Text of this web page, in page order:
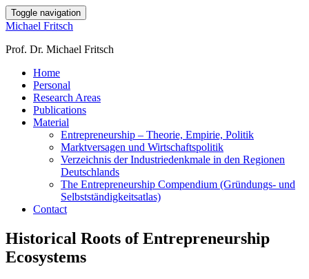
Toggle navigation
Michael Fritsch
Prof. Dr. Michael Fritsch
Home
Personal
Research Areas
Publications
Material
Entrepreneurship – Theorie, Empirie, Politik
Marktversagen und Wirtschaftspolitik
Verzeichnis der Industriedenkmale in den Regionen
Deutschlands
The Entrepreneurship Compendium (Gründungs- und
Selbstständigkeitsatlas)
Contact
Historical Roots of Entrepreneurship
Ecosystems